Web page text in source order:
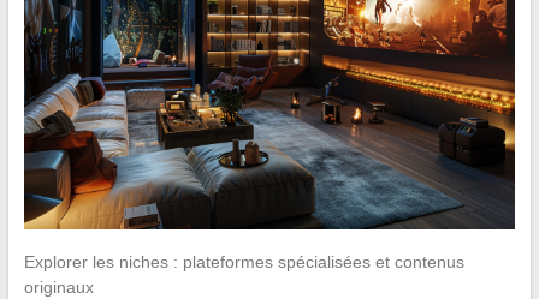
Explorer les niches : plateformes spécialisées et contenus
originaux